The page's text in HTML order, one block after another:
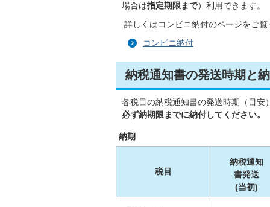
場合は指定期限まで）利用できます。
詳しくはコンビニ納付のページをご覧
コンビニ納付
納税通知書の発送時期と
各税目の納税通知書の発送時期（目安
必ず納期限までに納付してください。
納期
税目
納税通知
書発送
(当初)